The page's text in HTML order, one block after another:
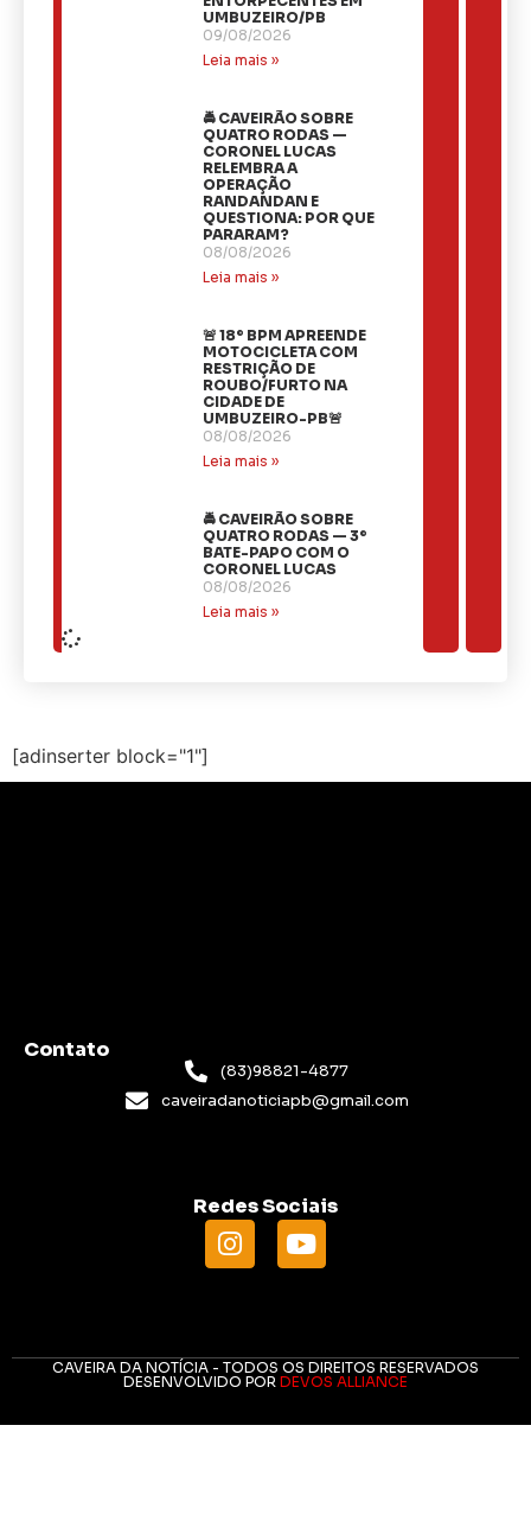
UMBUZEIRO/PB
09/08/2026
Leia mais »
🚔 CAVEIRÃO SOBRE
QUATRO RODAS —
CORONEL LUCAS
RELEMBRA A
OPERAÇÃO
RANDANDAN E
QUESTIONA: POR QUE
PARARAM?
08/08/2026
Leia mais »
🚨 18º BPM APREENDE
MOTOCICLETA COM
RESTRIÇÃO DE
ROUBO/FURTO NA
CIDADE DE
UMBUZEIRO-PB🚨
08/08/2026
Leia mais »
🚔 CAVEIRÃO SOBRE
QUATRO RODAS — 3º
BATE-PAPO COM O
CORONEL LUCAS
08/08/2026
Leia mais »
[adinserter block="1"]
Contato
(83)98821-4877
caveiradanoticiapb@gmail.com
Redes Sociais
CAVEIRA DA NOTÍCIA - TODOS OS DIREITOS RESERVADOS
DESENVOLVIDO POR DEVOS ALLIANCE